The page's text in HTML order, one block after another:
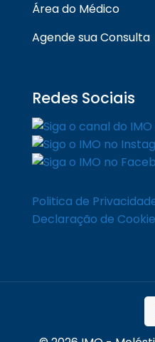
Área do Médico
Agende sua Consulta
Redes Sociais
Politica de
Declaração de